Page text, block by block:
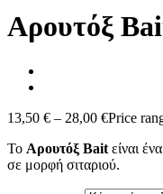
Αρουτόξ
13,50 € – 28,00 €Price
Το Αρουτόξ Bait είναι
σε μορφή σιταριού.